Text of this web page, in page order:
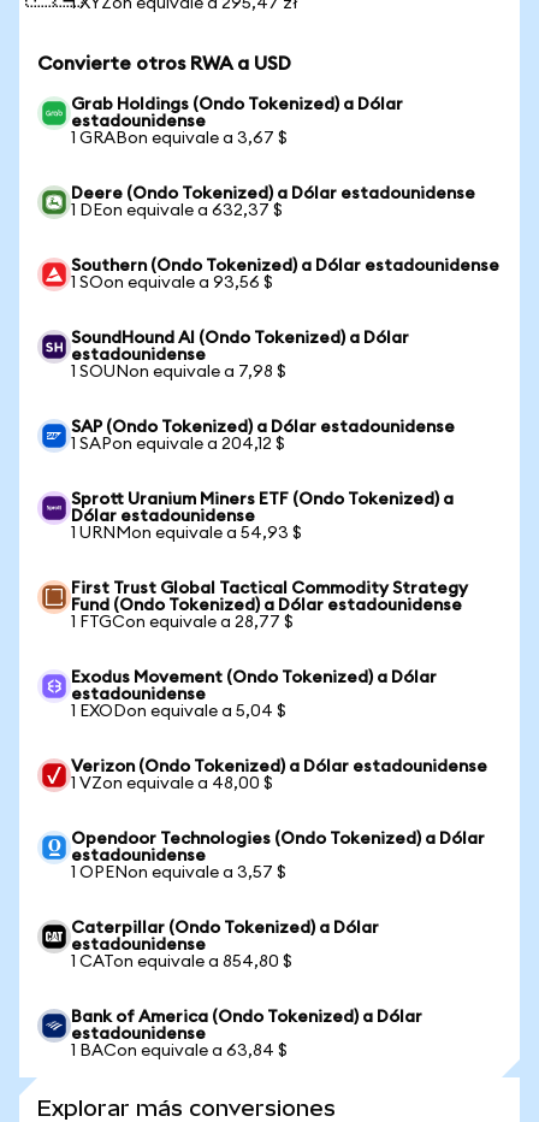
1 XYZon equivale a 295,47 zł
Convierte otros RWA a USD
Grab Holdings (Ondo Tokenized) a Dólar
estadounidense
1 GRABon equivale a 3,67 $
Deere (Ondo Tokenized) a Dólar estadounidense
1 DEon equivale a 632,37 $
Southern (Ondo Tokenized) a Dólar estadounidense
1 SOon equivale a 93,56 $
SoundHound AI (Ondo Tokenized) a Dólar
estadounidense
1 SOUNon equivale a 7,98 $
SAP (Ondo Tokenized) a Dólar estadounidense
1 SAPon equivale a 204,12 $
Sprott Uranium Miners ETF (Ondo Tokenized) a
Dólar estadounidense
1 URNMon equivale a 54,93 $
First Trust Global Tactical Commodity Strategy
Fund (Ondo Tokenized) a Dólar estadounidense
1 FTGCon equivale a 28,77 $
Exodus Movement (Ondo Tokenized) a Dólar
estadounidense
1 EXODon equivale a 5,04 $
Verizon (Ondo Tokenized) a Dólar estadounidense
1 VZon equivale a 48,00 $
Opendoor Technologies (Ondo Tokenized) a Dólar
estadounidense
1 OPENon equivale a 3,57 $
Caterpillar (Ondo Tokenized) a Dólar
estadounidense
1 CATon equivale a 854,80 $
Bank of America (Ondo Tokenized) a Dólar
estadounidense
1 BACon equivale a 63,84 $
Explorar más conversiones